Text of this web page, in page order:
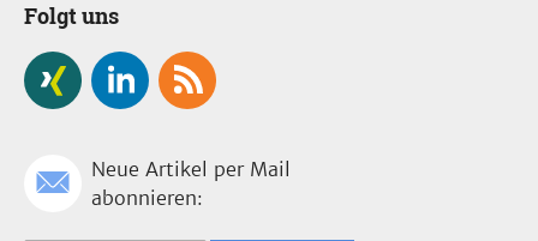
Folgt uns
Neue Artikel per Mail
abonnieren: